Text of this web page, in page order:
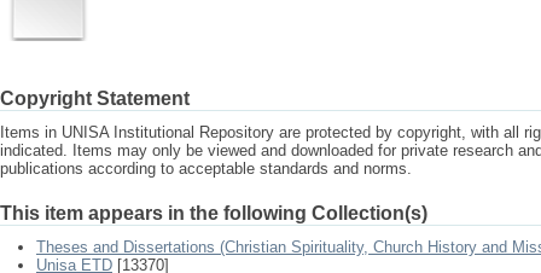
Copyright Statement
Items in UNISA Institutional Repository are protected by copyright, with all
indicated. Items may only be viewed and downloaded for private research
publications according to acceptable standards and norms.
This item appears in the following Collection(s)
Theses and Dissertations (Christian Spirituality, Church History and
Unisa ETD [13370]